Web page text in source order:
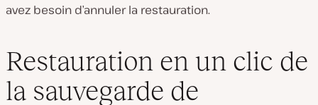
avez besoin d’annuler la restauration.
Restauration en un clic de
la sauvegarde de